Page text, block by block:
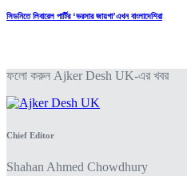
সিডনিতে লিবারেল পার্টির ‘ভরসার জায়গা’এখন বাংলাদেশিরা
ফলো করুন Ajker Desh UK-এর খবর
Chief Editor
Shahan Ahmed Chowdhury